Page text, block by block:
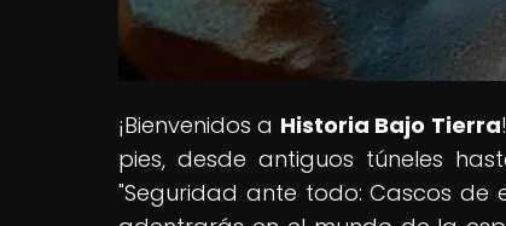
¡Bienvenidos a Historia Bajo Tierra
pies, desde antiguos túneles
"Seguridad ante todo: Cascos